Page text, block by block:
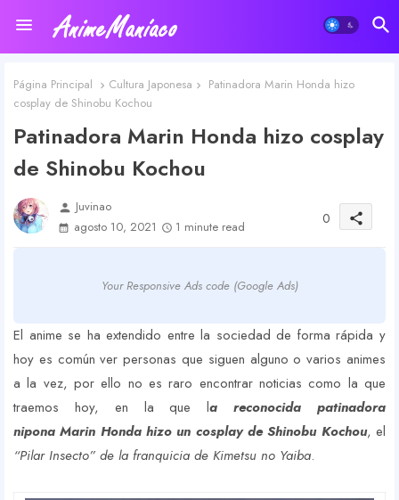
Página Principal Cultura Japonesa
Patinadora Marin Honda hizo
cosplay de Shinobu Kochou
Patinadora Marin Honda hizo cosplay
de Shinobu Kochou
person Juvinao
agosto 10, 2021
1 minute read 0 share
Your Responsive Ads code (Google Ads)
El anime se ha extendido entre la sociedad de forma rápida y
hoy es común ver personas que siguen alguno o varios animes
a la vez, por ello no es raro encontrar noticias como la que
traemos hoy, en la que la reconocida patinadora
nipona Marin Honda hizo un cosplay de Shinobu Kochou, el
“Pilar Insecto” de la franquicia de Kimetsu no Yaiba.